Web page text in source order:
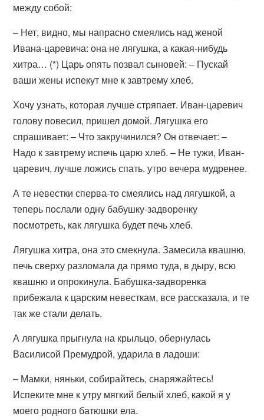
между собой:
– Нет, видно, мы напрасно смеялись над женой
Ивана-царевича: она не лягушка, а какая-нибудь
хитра… (*) Царь опять позвал сыновей: – Пускай
ваши жены испекут мне к завтрему хлеб.
Хочу узнать, которая лучше стряпает. Иван-царевич
голову повесил, пришел домой. Лягушка его
спрашивает: – Что закручинился? Он отвечает: –
Надо к завтрему испечь царю хлеб. – Не тужи, Иван-
царевич, лучше ложись спать. утро вечера мудренее.
А те невестки сперва-то смеялись над лягушкой, а
теперь послали одну бабушку-задворенку
посмотреть, как лягушка будет печь хлеб.
Лягушка хитра, она это смекнула. Замесила квашню,
печь сверху разломала да прямо туда, в дыру, всю
квашню и опрокинула. Бабушка-задворенка
прибежала к царским невесткам, все рассказала, и те
так же стали делать.
А лягушка прыгнула на крыльцо, обернулась
Василисой Премудрой, ударила в ладоши:
– Мамки, няньки, собирайтесь, снаряжайтесь!
Испеките мне к утру мягкий белый хлеб, какой я у
моего родного батюшки ела.